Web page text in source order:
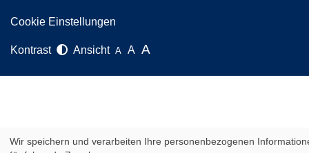
Cookie Einstellungen
Kontrast Ansicht A A A
Wir speichern und verarbeiten Ihre personenbezogenen